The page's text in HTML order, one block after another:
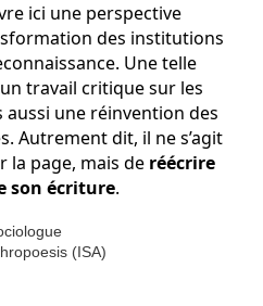
ici une perspective
des institutions
Une telle
travail critique sur les
une réinvention des
Autrement dit, il ne s’agit
la page, mais de réécrire
son écriture.
(ISA)